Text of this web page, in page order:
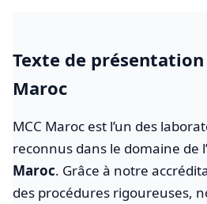
Texte de présentation
Maroc
MCC Maroc est l’un des
reconnus dans le domaine de l’
Maroc. Grâce à notre
des procédures rigoureuses,